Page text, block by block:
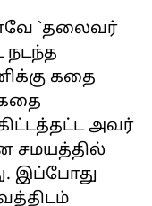
`தலைவர்
நடந்த
கதை
கிட்டத்தட்ட அவர்
சமயத்தில்
இப்போது